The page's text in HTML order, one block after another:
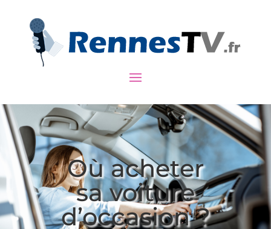
Où acheter
sa voiture
d’occasion ?